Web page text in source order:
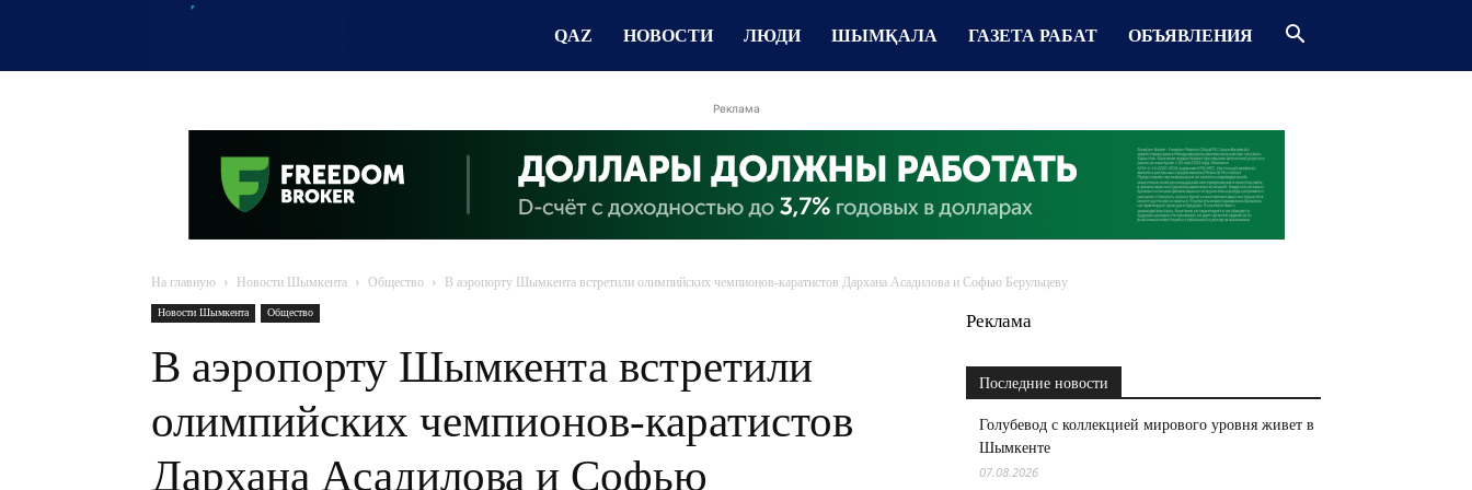
QAZ НОВОСТИ ЛЮДИ ШЫМҚАЛА ГАЗЕТА РАБАТ ОБЪЯВЛЕНИЯ
Реклама
На главную Новости Шымкента Общество В аэропорту Шымкента встретили олимпийских чемпионов-каратистов Дархана Асадилова и Софью Берульцеву
Новости Шымкента Общество
В аэропорту Шымкента встретили
олимпийских чемпионов-каратистов
Дархана Асадилова и Софью
Реклама
Последние новости
Голубевод с коллекцией мирового уровня живет в
Шымкенте
07.08.2026